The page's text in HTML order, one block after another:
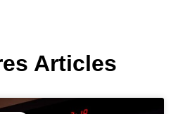
Articles